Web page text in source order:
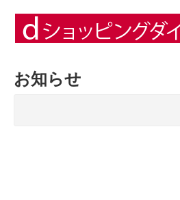
お知らせ